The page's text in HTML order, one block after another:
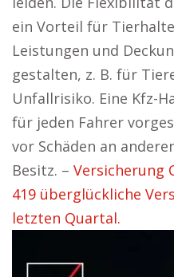
ein Vorteil für
Leistungen und
gestalten, z. B. für
Unfallrisiko. Eine Kfz-
für jeden Fahrer
vor Schäden an
Besitz. – Versicherung
419 überglückliche
letzten Quartal.